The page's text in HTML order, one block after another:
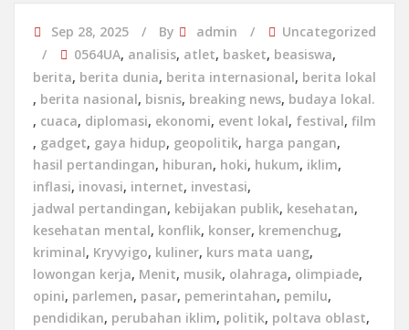
Sep 28, 2025 By admin
Uncategorized
0564UA, analisis, atlet, basket, beasiswa,
berita, berita dunia, berita internasional, berita lokal
, berita nasional, bisnis, breaking news, budaya lokal.
, cuaca, diplomasi, ekonomi, event lokal, festival, film
, gadget, gaya hidup, geopolitik, harga pangan,
hasil pertandingan, hiburan, hoki, hukum, iklim,
inflasi, inovasi, internet, investasi,
jadwal pertandingan, kebijakan publik, kesehatan,
kesehatan mental, konflik, konser, kremenchug,
kriminal, Kryvyigo, kuliner, kurs mata uang,
lowongan kerja, Menit, musik, olahraga, olimpiade,
opini, parlemen, pasar, pemerintahan, pemilu,
pendidikan, perubahan iklim, politik, poltava oblast,